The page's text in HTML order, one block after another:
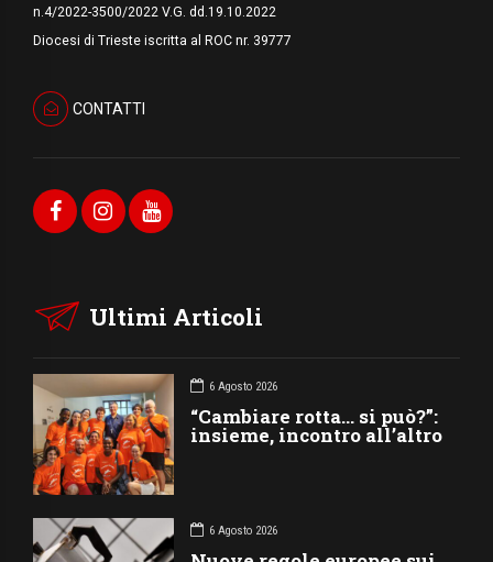
n.4/2022-3500/2022 V.G. dd.19.10.2022
Diocesi di Trieste iscritta al ROC nr. 39777
CONTATTI
Ultimi Articoli
6 Agosto 2026
“Cambiare rotta… si può?”:
insieme, incontro all’altro
6 Agosto 2026